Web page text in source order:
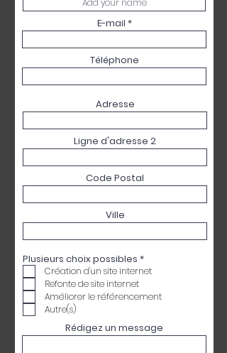
E-mail
Téléphone
Adresse
Ligne d'adresse 2
Code Postal
Ville
Plusieurs choix possibles *O
b
l
g
o
i
Création d'un site internet
Refonte de site internet
Améliorer le référencement
Autre(s)
Rédigez un message